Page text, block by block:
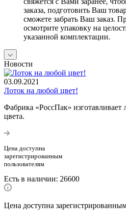
заказа, подготовить Ваш
сможете забрать Ваш заказ.
осмотрите упаковку на
указанной комплектации.
Новости
03.09.2021
Лоток на любой цвет!
Фабрика «РоссПак» изготавливает
цвета.
Цена доступна
зарегистрированным
пользователям
Есть в наличии: 26600
Цена доступна